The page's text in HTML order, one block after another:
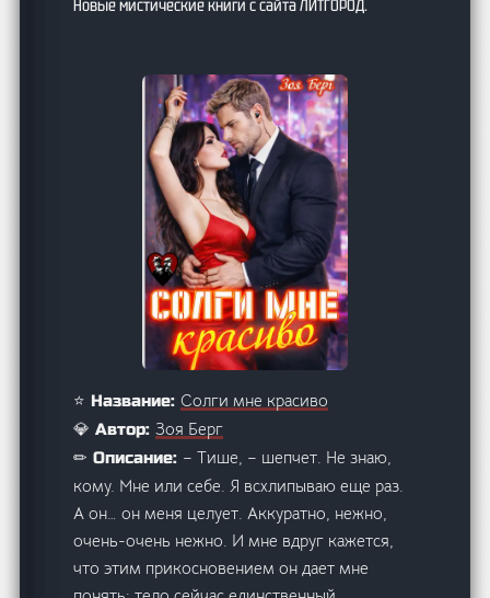
Новые мистические книги с сайта ЛИТГОРОД.
⭐ Название:Солги мне красиво
💎 Автор:Зоя Берг
✏ Описание: – Тише, – шепчет. Не знаю,
кому. Мне или себе. Я всхлипываю еще раз.
А он… он меня целует. Аккуратно, нежно,
очень-очень нежно. И мне вдруг кажется,
что этим прикосновением он дает мне